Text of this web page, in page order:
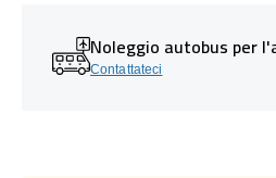
Noleggio autobus per
Contattateci